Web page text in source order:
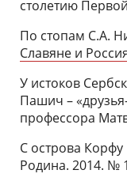
столетию
По стопам С.А.
Славяне и
У истоков
Пашич –
профессора
С острова
Родина. 2014. №